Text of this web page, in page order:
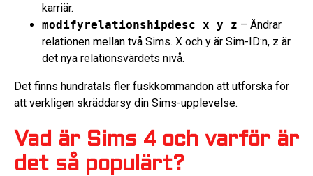
karriär.
modifyrelationshipdesc x y z – Ändrar
relationen mellan två Sims. X och y är Sim-ID:n, z är
det nya relationsvärdets nivå.
Det finns hundratals fler fuskkommandon att utforska för
att verkligen skräddarsy din Sims-upplevelse.
Vad är Sims 4 och varför är
det så populärt?